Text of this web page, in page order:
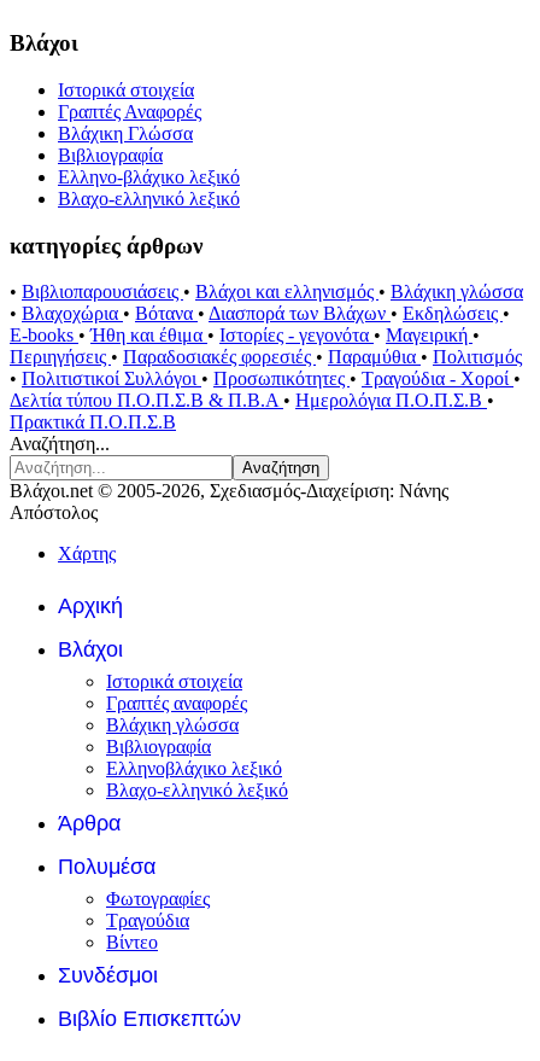
Βλάχοι
Ιστορικά στοιχεία
Γραπτές Αναφορές
Βλάχικη Γλώσσα
Βιβλιογραφία
Ελληνο-βλάχικο λεξικό
Βλαχο-ελληνικό λεξικό
κατηγορίες άρθρων
• Βιβλιοπαρουσιάσεις • Βλάχοι και ελληνισμός • Βλάχικη γλώσσα
• Βλαχοχώρια • Βότανα • Διασπορά των Βλάχων • Εκδηλώσεις •
E-books •Ήθη και έθιμα • Ιστορίες - γεγονότα • Μαγειρική •
Περιηγήσεις • Παραδοσιακές φορεσιές • Παραμύθια • Πολιτισμός
• Πολιτιστικοί Συλλόγοι • Προσωπικότητες • Τραγούδια - Χοροί •
Δελτία τύπου Π.Ο.Π.Σ.Β & Π.Β.Α • Ημερολόγια Π.Ο.Π.Σ.Β •
Πρακτικά Π.Ο.Π.Σ.Β
Αναζήτηση...
Αναζήτηση
Βλάχοι.net © 2005-2026, Σχεδιασμός-Διαχείριση: Νάνης
Απόστολος
Χάρτης
Αρχική
Βλάχοι
Ιστορικά στοιχεία
Γραπτές αναφορές
Βλάχικη γλώσσα
Βιβλιογραφία
Ελληνοβλάχικο λεξικό
Βλαχο-ελληνικό λεξικό
Άρθρα
Πολυμέσα
Φωτογραφίες
Τραγούδια
Βίντεο
Συνδέσμοι
Βιβλίο Επισκεπτών